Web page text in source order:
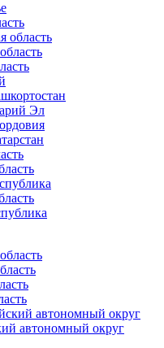
область
Эл
автономный округ
автономный округ